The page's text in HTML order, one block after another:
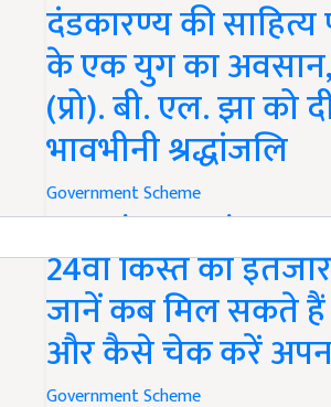
दंडकारण्य की साहित्य
के एक युग का
(प्रो). बी. एल. झा को
भावभीनी श्रद्धांजलि
Government Scheme
PM Kisan Yojana
24वीं किस्त का
जानें कब मिल सकते हैं
और कैसे चेक करें
Government Scheme